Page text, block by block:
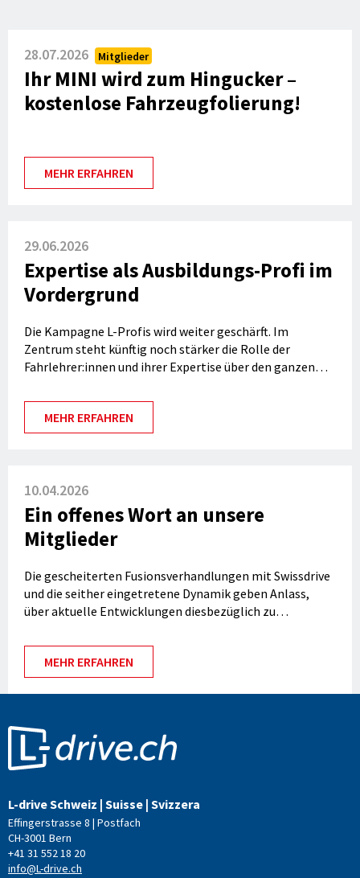
28.07.2026 Mitglieder
Ihr MINI wird zum Hingucker –
kostenlose Fahrzeugfolierung!
MEHR ERFAHREN
29.06.2026
Expertise als Ausbildungs-Profi im
Vordergrund
Die Kampagne L-Profis wird weiter geschärft. Im
Zentrum steht künftig noch stärker die Rolle der
Fahrlehrer:innen und ihrer Expertise über den ganzen
MEHR ERFAHREN
10.04.2026
Ein offenes Wort an unsere
Mitglieder
Die gescheiterten Fusionsverhandlungen mit Swissdrive
und die seither eingetretene Dynamik geben Anlass,
über aktuelle Entwicklungen diesbezüglich zu
MEHR ERFAHREN
L-drive Schweiz | Suisse | Svizzera
Effingerstrasse 8 | Postfach
CH-3001 Bern
+41 31 552 18 20
info@L-drive.ch